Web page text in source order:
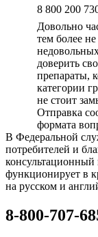
8 800 200
Довольно
тем более
доверить
препараты,
категории
не стоит
Отправка
формата
В Федеральной
потребителей и
консультационный
функционирует в
на русском и
8-800-707-